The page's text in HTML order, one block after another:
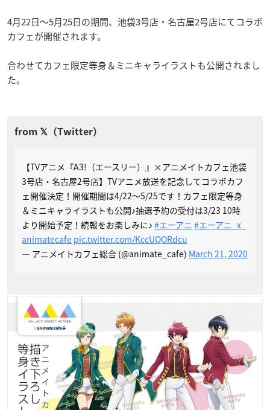
4月22日～5月25日の期間、池袋3号店・名古屋2号店にてコラボ
カフェが開催されます。
合わせてカフェ限定等身＆ミニキャライラストも公開されまし
た。
【TVアニメ『A3!（エースリー）』×アニメイトカフェ池袋
3号店・名古屋2号店】TVアニメ放送を記念してコラボカフ
ェ開催決定！開催期間は4/22～5/25です！カフェ限定等身
＆ミニキャライラストも公開♪抽選予約の受付は3/23 10時
より開始予定！続報をお楽しみに♪ #エーアニ #エーアニ_x_
animatecafe pic.twitter.com/KccUQORdcu
— アニメイトカフェ総合 (@animate_cafe) March 21, 2020